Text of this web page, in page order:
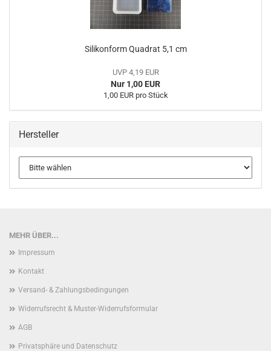
Silikonform Quadrat 5,1 cm
UVP 4,19 EUR
Nur 1,00 EUR
1,00 EUR pro Stück
Hersteller
MEHR ÜBER...
Impressum
Kontakt
Versand- & Zahlungsbedingungen
Widerrufsrecht & Muster-Widerrufsformular
AGB
Privatsphäre und Datenschutz